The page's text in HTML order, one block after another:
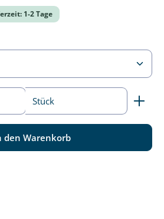
1-2 Tage
den gewünschten Wert ein
Stück
den Warenkorb